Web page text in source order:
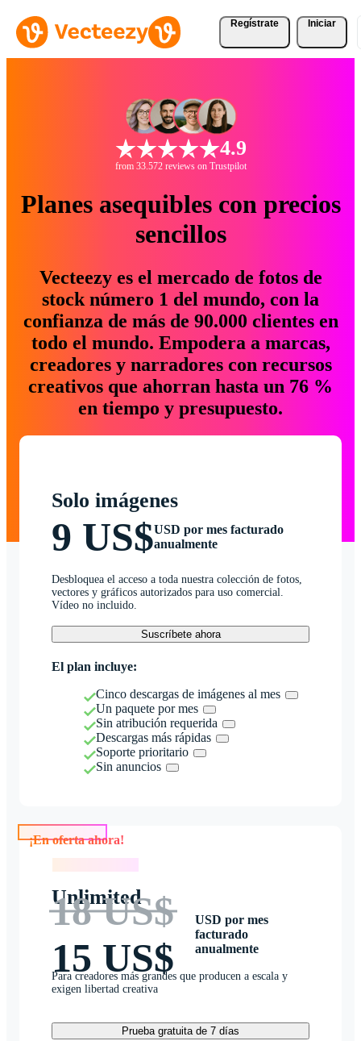
Regístrate Iniciar
4.9
from 33.572 reviews on Trustpilot
Planes asequibles con precios
sencillos
Vecteezy es el mercado de fotos de
stock número 1 del mundo, con la
confianza de más de 90.000 clientes en
todo el mundo. Empodera a marcas,
creadores y narradores con recursos
creativos que ahorran hasta un 76 %
en tiempo y presupuesto.
Solo imágenes
9 US$USD por mes facturado
anualmente
Desbloquea el acceso a toda nuestra colección de fotos,
vectores y gráficos autorizados para uso comercial.
Vídeo no incluido.
Suscríbete ahora
El plan incluye:
Cinco descargas de imágenes al mes
Un paquete por mes
Sin atribución requerida
Descargas más rápidas
Soporte prioritario
Sin anuncios
Unlimited
18 US$
15 US$
USD por mes
facturado
anualmente
Para creadores más grandes que producen a escala y
exigen libertad creativa
Prueba gratuita de 7 días